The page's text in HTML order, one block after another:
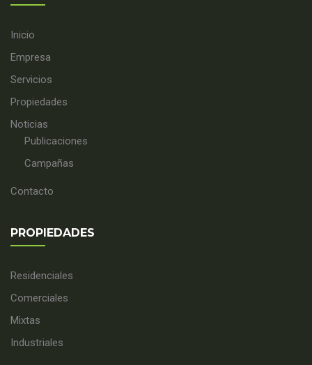
Inicio
Empresa
Servicios
Propiedades
Noticias
Publicaciones
Campañas
Contacto
PROPIEDADES
Residenciales
Comerciales
Mixtas
Industriales